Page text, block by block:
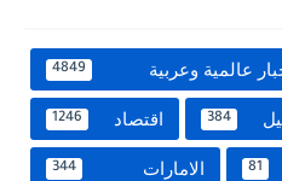
عالمية وعربية 4849
384 اقتصاد 1246
81 الامارات 344